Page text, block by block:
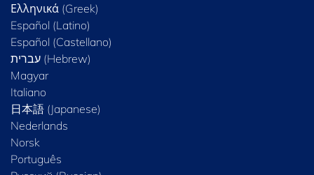
Ελληνικά (Greek)
Español (Latino)
Español (Castellano)
Magyar
Italiano
日本語 (Japanese)
Nederlands
Norsk
Português